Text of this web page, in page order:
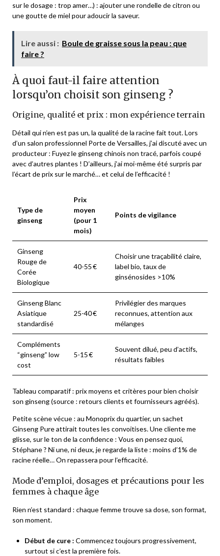
sur le dosage : trop amer…) : ajouter une rondelle de citron ou
une goutte de miel pour adoucir la saveur.
Lire aussi : Boule de graisse sous la peau : que
faire ?
À quoi faut-il faire attention
lorsqu’on choisit son ginseng ?
Origine, qualité et prix : mon expérience terrain
Détail qui n’en est pas un, la qualité de la racine fait tout. Lors
d’un salon professionnel Porte de Versailles, j’ai discuté avec un
producteur : Fuyez le ginseng chinois non tracé, parfois coupé
avec d’autres plantes ! D’ailleurs, j’ai moi-même été surpris par
l’écart de prix sur le marché… et celui de l’efficacité !
Type de
ginseng
Prix
moyen
(pour 1
mois)
Points de vigilance
Ginseng
Rouge de
Corée
Biologique
40-55 €
Choisir une traçabilité claire,
label bio, taux de
ginsénosides >10%
Ginseng Blanc
Asiatique
standardisé
25-40 €
Privilégier des marques
reconnues, attention aux
mélanges
Compléments
“ginseng” low
cost
5-15 €
Souvent dilué, peu d’actifs,
résultats faibles
Tableau comparatif : prix moyens et critères pour bien choisir
son ginseng (source : retours clients et fournisseurs agréés).
Petite scène vécue : au Monoprix du quartier, un sachet
Ginseng Pureattirait toutes les convoitises. Une cliente me
glisse, sur le ton de la confidence : Vous en pensez quoi,
Stéphane ? Ni une, ni deux, je regarde la liste : moins d’1% de
racine réelle… On repassera pour l’efficacité.
Mode d’emploi, dosages et précautions pour les
femmes à chaque âge
Rien n’est standard : chaque femme trouve sa dose, son format,
son moment.
Début de cure : Commencez toujours progressivement,
surtout si c’est la première fois.